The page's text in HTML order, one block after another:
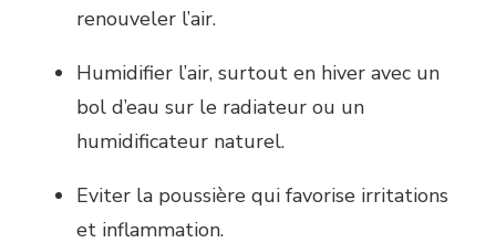
renouveler l’air.
Humidifier l’air, surtout en hiver avec un
bol d’eau sur le radiateur ou un
humidificateur naturel.
Eviter la poussière qui favorise irritations
et inflammation.